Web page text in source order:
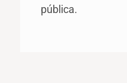
pública.